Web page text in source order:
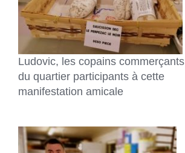
Ludovic, les copains commerçants
du quartier participants à cette
manifestation amicale